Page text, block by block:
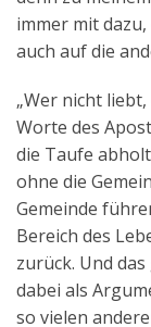
immer mit
auch auf die
„Wer nicht
Worte des
die Taufe
ohne die
Gemeinde
Bereich des
zurück. Und
dabei als
so vielen